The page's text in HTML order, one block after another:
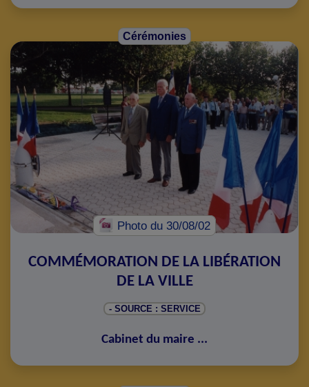
Cérémonies
Photo du 30/08/02
COMMÉMORATION DE LA LIBÉRATION
DE LA VILLE
- SOURCE : SERVICE
Cabinet du maire ...